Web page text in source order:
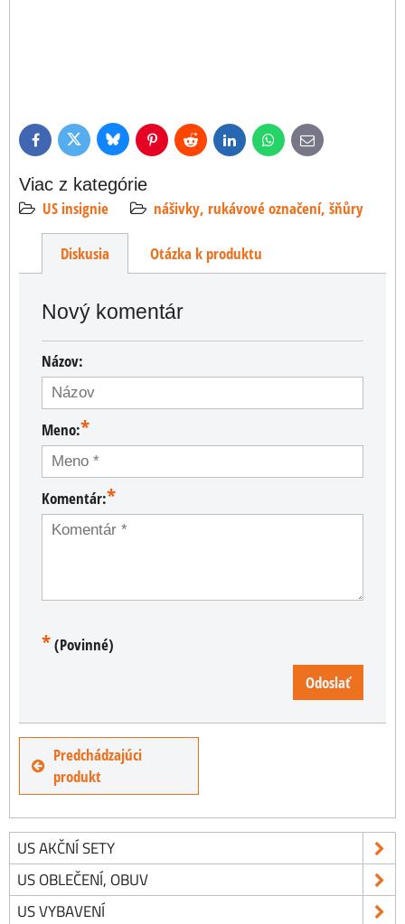
FacebookTwitter BlueskyPinterestReddit LinkedInWhatsApp
E-
mail
Viac z kategórie
US insignie
nášivky, rukávové označení, šňůry
Diskusia Otázka k produktu
Nový komentár
Názov:
Meno:*
Komentár:*
*(Povinné)
Odoslať
Predchádzajúci
produkt
US AKČNÍ SETY
US OBLEČENÍ, OBUV
US VYBAVENÍ